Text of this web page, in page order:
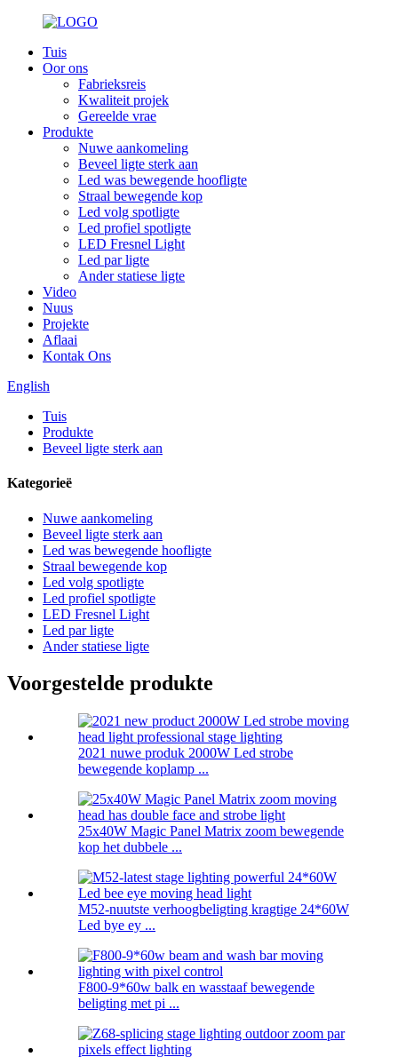
Tuis
Oor ons
Fabrieksreis
Kwaliteit projek
Gereelde vrae
Produkte
Nuwe aankomeling
Beveel ligte sterk aan
Led was bewegende hoofligte
Straal bewegende kop
Led volg spotligte
Led profiel spotligte
LED Fresnel Light
Led par ligte
Ander statiese ligte
Video
Nuus
Projekte
Aflaai
Kontak Ons
English
Tuis
Produkte
Beveel ligte sterk aan
Kategorieë
Nuwe aankomeling
Beveel ligte sterk aan
Led was bewegende hoofligte
Straal bewegende kop
Led volg spotligte
Led profiel spotligte
LED Fresnel Light
Led par ligte
Ander statiese ligte
Voorgestelde produkte
2021 nuwe produk 2000W Led strobe
bewegende koplamp ...
25x40W Magic Panel Matrix zoom bewegende
kop het dubbele ...
M52-nuutste verhoogbeligting kragtige 24*60W
Led bye ey ...
F800-9*60w balk en wasstaaf bewegende
beligting met pi ...